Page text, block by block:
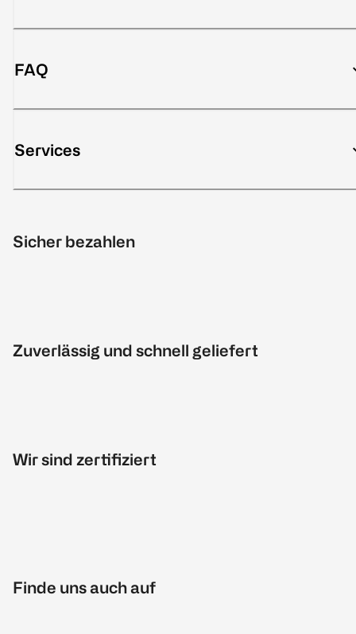
FAQ
Services
Sicher bezahlen
Zuverlässig und schnell geliefert
Wir sind zertifiziert
Finde uns auch auf